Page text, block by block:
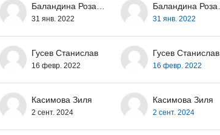
31 янв. 2022 31 янв. 2022
Гусев Станислав
16 февр. 2022
Гусев Станислав
16 февр. 2022
Касимова Зиля
2 сент. 2024
Касимова Зиля
2 сент. 2024